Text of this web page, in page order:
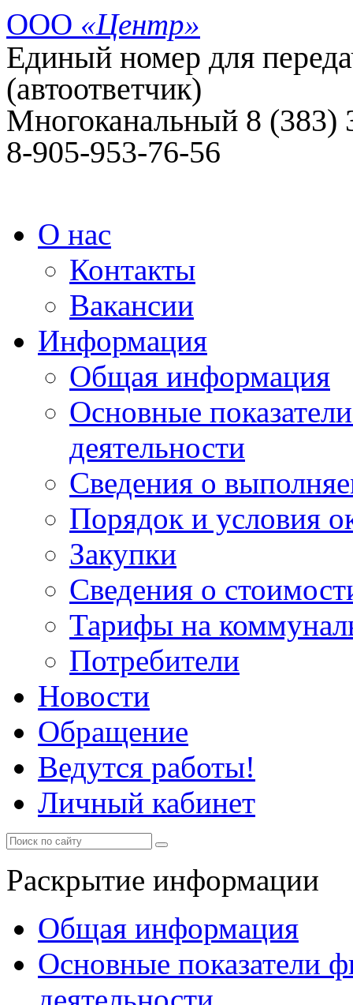
ООО «Центр»
Единый номер для
(автоответчик)
Многоканальный 8
8-905-953-76-56
О нас
Контакты
Вакансии
Информация
Общая информация
Основные
деятельности
Сведения о
Порядок и условия
Закупки
Сведения о
Тарифы на
Потребители
Новости
Обращение
Ведутся работы!
Личный кабинет
Раскрытие информации
Общая информация
Основные показатели